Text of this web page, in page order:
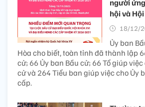
người
hội và
18/12/
Ủy ban
Hòa cho biết, toàn tỉnh đã thành lập
cử; 66 Ủy ban Bầu cử; 66 Tổ giúp
cử và 264 Tiểu ban giúp việc cho Ủy
cấp.